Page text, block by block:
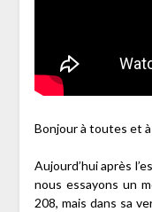
Bonjour à toutes et
Aujourd’hui après
nous essayons un
208, mais dans sa